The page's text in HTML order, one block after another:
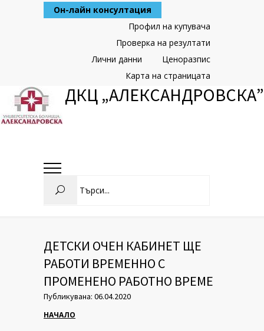
Он-лайн консултация
Профил на купувача
Проверка на резултати
Ценоразпис
Лични данни
Карта на страницата
ДКЦ „АЛЕКСАНДРОВСКА”
ДЕТСКИ ОЧЕН КАБИНЕТ ЩЕ
РАБОТИ ВРЕМЕННО С
ПРОМЕНЕНО РАБОТНО ВРЕМЕ
Публикувана: 06.04.2020
НАЧАЛО